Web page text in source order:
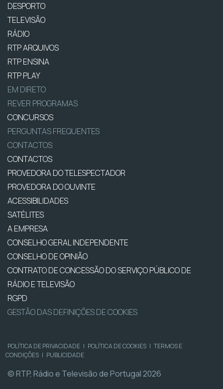
DESPORTO
TELEVISÃO
RÁDIO
RTP ARQUIVOS
RTP ENSINA
RTP PLAY
EM DIRETO
REVER PROGRAMAS
CONCURSOS
PERGUNTAS FREQUENTES
CONTACTOS
CONTACTOS
PROVEDORA DO TELESPECTADOR
PROVEDORA DO OUVINTE
ACESSIBILIDADES
SATÉLITES
A EMPRESA
CONSELHO GERAL INDEPENDENTE
CONSELHO DE OPINIÃO
CONTRATO DE CONCESSÃO DO SERVIÇO PÚBLICO DE
RÁDIO E TELEVISÃO
RGPD
GESTÃO DAS DEFINIÇÕES DE COOKIES
POLÍTICA DE PRIVACIDADE | POLÍTICA DE COOKIES | TERMOS E
CONDIÇÕES | PUBLICIDADE
© RTP, Rádio e Televisão de Portugal 2026